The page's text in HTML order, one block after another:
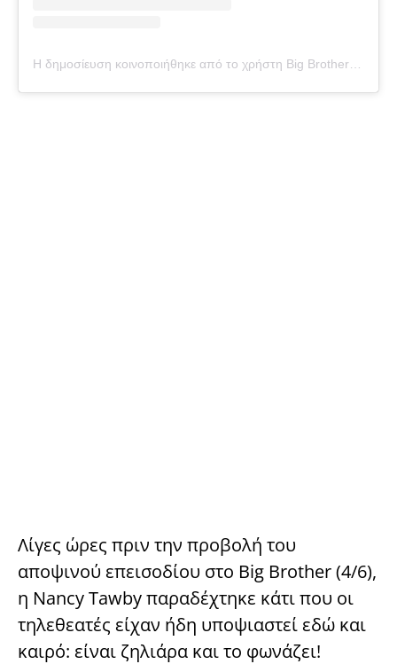
Λίγες ώρες πριν την προβολή του
αποψινού επεισοδίου στο Big Brother (4/6),
η Nancy Tawby παραδέχτηκε κάτι που οι
τηλεθεατές είχαν ήδη υποψιαστεί εδώ και
καιρό: είναι ζηλιάρα και το φωνάζει!